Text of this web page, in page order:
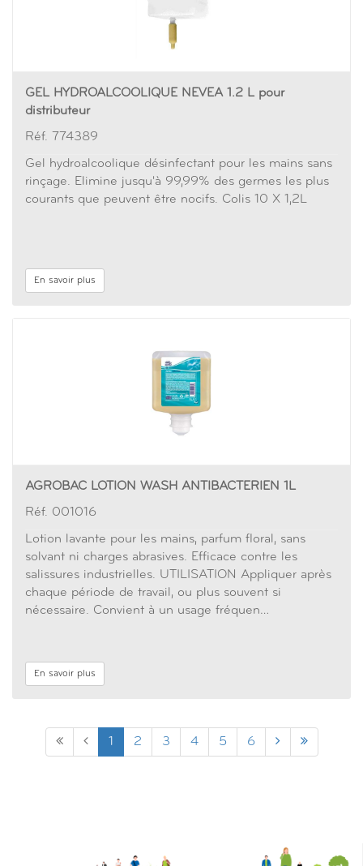
GEL HYDROALCOOLIQUE NEVEA 1.2 L pour
distributeur
Réf. 774389
Gel hydroalcoolique désinfectant pour les mains sans
rinçage. Elimine jusqu'à 99,99% des germes les plus
courants que peuvent être nocifs. Colis 10 X 1,2L
En savoir plus
AGROBAC LOTION WASH ANTIBACTERIEN 1L
Réf. 001016
Lotion lavante pour les mains, parfum floral, sans
solvant ni charges abrasives. Efficace contre les
salissures industrielles. UTILISATION Appliquer après
chaque période de travail, ou plus souvent si
nécessaire. Convient à un usage fréquen…
En savoir plus
1 2 3 4 5 6